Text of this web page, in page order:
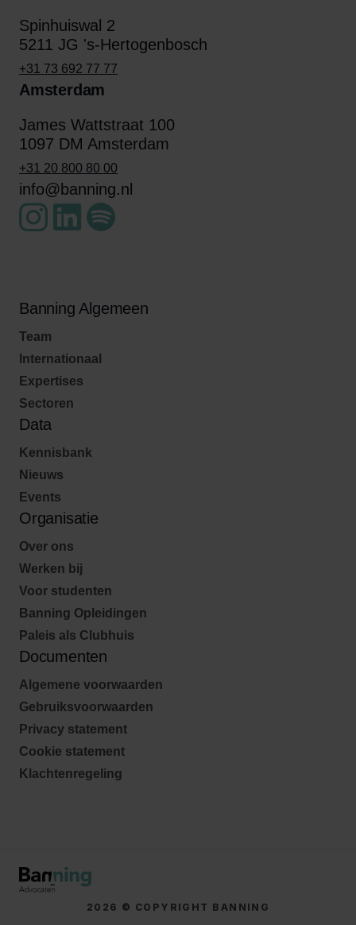
Spinhuiswal 2
5211 JG 's-Hertogenbosch
+31 73 692 77 77
Amsterdam
James Wattstraat 100
1097 DM Amsterdam
+31 20 800 80 00
info@banning.nl
Banning Algemeen
Team
Internationaal
Expertises
Sectoren
Data
Kennisbank
Nieuws
Events
Organisatie
Over ons
Werken bij
Voor studenten
Banning Opleidingen
Paleis als Clubhuis
Documenten
Algemene voorwaarden
Gebruiksvoorwaarden
Privacy statement
Cookie statement
Klachtenregeling
2026 © COPYRIGHT BANNING